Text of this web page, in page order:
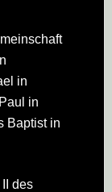
in
in
Baptist in
des